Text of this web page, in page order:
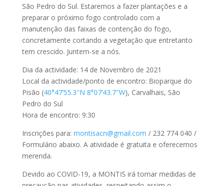
São Pedro do Sul. Estaremos a fazer plantações e a
preparar o próximo fogo controlado com a
manutenção das faixas de contenção do fogo,
concretamente cortando a vegetação que entretanto
tem crescido. Juntem-se a nós.
Dia da actividade: 14 de Novembro de 2021
Local da actividade/ponto de encontro: Bioparque do
Pisão (40°47’55.3″N 8°07’43.7″W), Carvalhais, São
Pedro do Sul
Hora de encontro: 9:30
Inscrições para: montisacn@gmail.com / 232 774 040 /
Formulário abaixo. A atividade é gratuita e oferecemos
merenda.
Devido ao COVID-19, a MONTIS irá tomar medidas de